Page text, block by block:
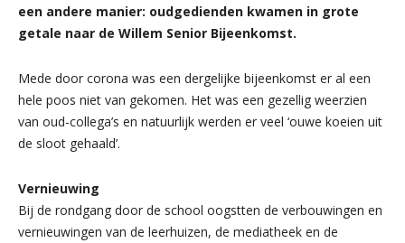
een andere manier: oudgedienden kwamen in grote
getale naar de Willem Senior Bijeenkomst.
Mede door corona was een dergelijke bijeenkomst er al een
hele poos niet van gekomen. Het was een gezellig weerzien
van oud-collega’s en natuurlijk werden er veel ‘ouwe koeien uit
de sloot gehaald’.
Vernieuwing
Bij de rondgang door de school oogstten de verbouwingen en
vernieuwingen van de leerhuizen, de mediatheek en de